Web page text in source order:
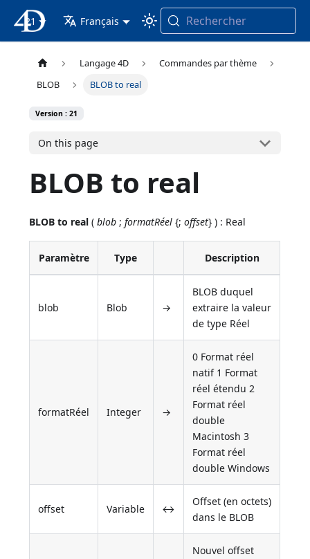
4D Documentation
21 Français Rechercher
Langage 4D
Commandes par thème
BLOB
BLOB to real
Version : 21
On this page
BLOB to real
BLOB to real (blob ;formatRéel {;offset} ) : Real
Paramètre Type Description
blob Blob →
BLOB duquel
extraire la valeur
de type Réel
formatRéel Integer →
0 Format réel
natif 1 Format
réel étendu 2
Format réel
double
Macintosh 3
Format réel
double Windows
offset Variable ↔
Offset (en octets)
dans le BLOB
Nouvel offset